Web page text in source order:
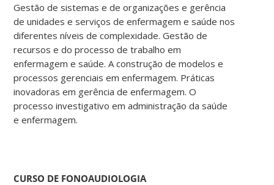
Gestão de sistemas e de organizações e gerência
de unidades e serviços de enfermagem e saúde nos
diferentes níveis de complexidade. Gestão de
recursos e do processo de trabalho em
enfermagem e saúde. A construção de modelos e
processos gerenciais em enfermagem. Práticas
inovadoras em gerência de enfermagem. O
processo investigativo em administração da saúde
e enfermagem.
CURSO DE FONOAUDIOLOGIA